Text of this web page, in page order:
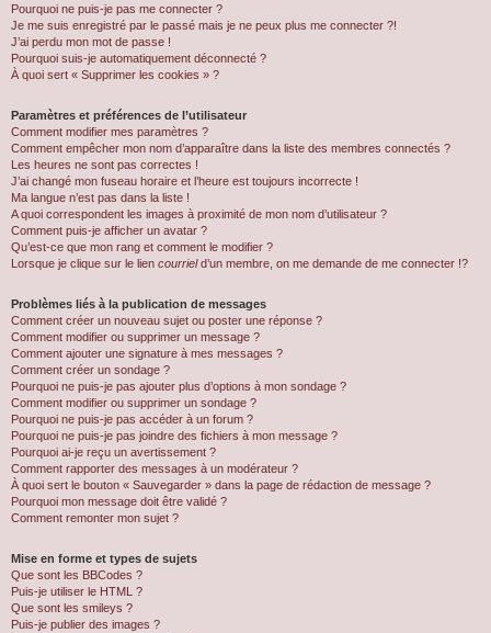
Pourquoi ne puis-je pas me connecter ?
Je me suis enregistré par le passé mais je ne peux plus me connecter ?!
J’ai perdu mon mot de passe !
Pourquoi suis-je automatiquement déconnecté ?
À quoi sert « Supprimer les cookies » ?
Paramètres et préférences de l’utilisateur
Comment modifier mes paramètres ?
Comment empêcher mon nom d’apparaître dans la liste des membres connectés ?
Les heures ne sont pas correctes !
J’ai changé mon fuseau horaire et l’heure est toujours incorrecte !
Ma langue n’est pas dans la liste !
A quoi correspondent les images à proximité de mon nom d’utilisateur ?
Comment puis-je afficher un avatar ?
Qu’est-ce que mon rang et comment le modifier ?
Lorsque je clique sur le lien courrield’un membre, on me demande de me connecter !?
Problèmes liés à la publication de messages
Comment créer un nouveau sujet ou poster une réponse ?
Comment modifier ou supprimer un message ?
Comment ajouter une signature à mes messages ?
Comment créer un sondage ?
Pourquoi ne puis-je pas ajouter plus d’options à mon sondage ?
Comment modifier ou supprimer un sondage ?
Pourquoi ne puis-je pas accéder à un forum ?
Pourquoi ne puis-je pas joindre des fichiers à mon message ?
Pourquoi ai-je reçu un avertissement ?
Comment rapporter des messages à un modérateur ?
À quoi sert le bouton « Sauvegarder » dans la page de rédaction de message ?
Pourquoi mon message doit être validé ?
Comment remonter mon sujet ?
Mise en forme et types de sujets
Que sont les BBCodes ?
Puis-je utiliser le HTML ?
Que sont les smileys ?
Puis-je publier des images ?